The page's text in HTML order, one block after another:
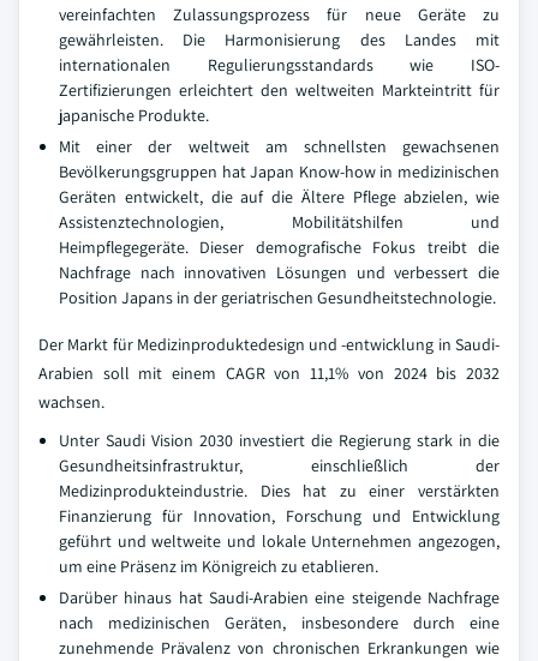
vereinfachten Zulassungsprozess für neue Geräte zu
gewährleisten. Die Harmonisierung des Landes mit
internationalen Regulierungsstandards wie ISO-
Zertifizierungen erleichtert den weltweiten Markteintritt für
japanische Produkte.
Mit einer der weltweit am schnellsten gewachsenen
Bevölkerungsgruppen hat Japan Know-how in medizinischen
Geräten entwickelt, die auf die Ältere Pflege abzielen, wie
Assistenztechnologien, Mobilitätshilfen und
Heimpflegegeräte. Dieser demografische Fokus treibt die
Nachfrage nach innovativen Lösungen und verbessert die
Position Japans in der geriatrischen Gesundheitstechnologie.
Der Markt für Medizinproduktedesign und -entwicklung in Saudi-
Arabien soll mit einem CAGR von 11,1% von 2024 bis 2032
wachsen.
Unter Saudi Vision 2030 investiert die Regierung stark in die
Gesundheitsinfrastruktur, einschließlich der
Medizinprodukteindustrie. Dies hat zu einer verstärkten
Finanzierung für Innovation, Forschung und Entwicklung
geführt und weltweite und lokale Unternehmen angezogen,
um eine Präsenz im Königreich zu etablieren.
Darüber hinaus hat Saudi-Arabien eine steigende Nachfrage
nach medizinischen Geräten, insbesondere durch eine
zunehmende Prävalenz von chronischen Erkrankungen wie